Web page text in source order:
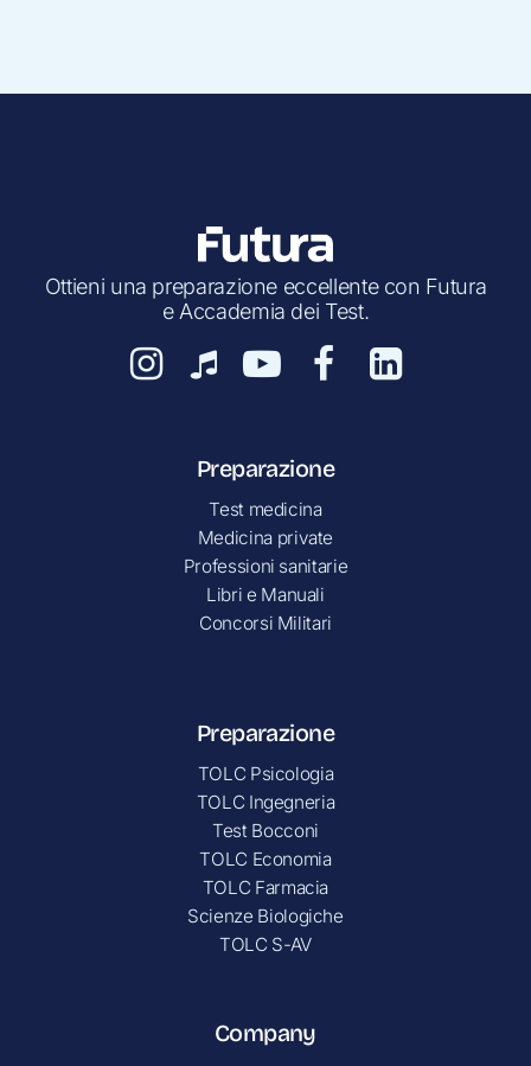
Ottieni una preparazione eccellente con Futura
e Accademia dei Test.
Preparazione
Test medicina
Medicina private
Professioni sanitarie
Libri e Manuali
Concorsi Militari
Preparazione
TOLC Psicologia
TOLC Ingegneria
Test Bocconi
TOLC Economia
TOLC Farmacia
Scienze Biologiche
TOLC S-AV
Company